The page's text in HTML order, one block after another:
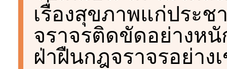
เรื่องสุขภาพแก่ประ
จราจรติดขัดอย่างห
ฝ่าฝืนกฎจราจรอย่าง